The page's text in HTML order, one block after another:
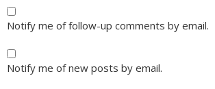
Notify me of follow-up comments by email.
Notify me of new posts by email.